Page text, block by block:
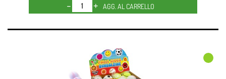
Quantità
AGG. AL CARRELLO